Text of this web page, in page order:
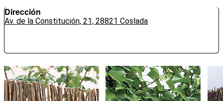
Dirección
Av. de la Constitución, 21, 28821 Coslada